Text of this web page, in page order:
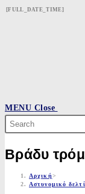
Skip
[FULL_DATE_TIME]
MENU Close
Search
this
website
Βράδυ
Αρχική>
Αστυνομικό